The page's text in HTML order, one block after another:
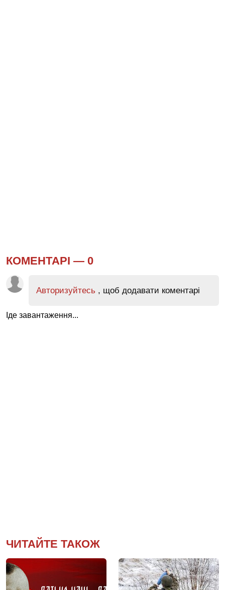
КОМЕНТАРІ — 0
Авторизуйтесь , щоб додавати коментарі
Іде завантаження...
ЧИТАЙТЕ ТАКОЖ